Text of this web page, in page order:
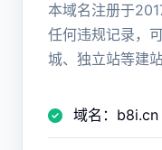
本域名注册于
任何违规记录，
城、独立站等建站
域名：b8i.cn